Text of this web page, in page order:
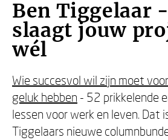
Ben Tiggelaar
slaagt jouw
wél
Wie succesvol wil zijn moet
geluk hebben - 52 prikkelende
lessen voor werk en leven. Dat
Tiggelaars nieuwe